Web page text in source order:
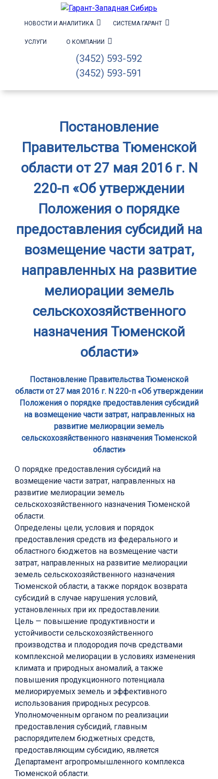
НОВОСТИ И АНАЛИТИКА СИСТЕМА ГАРАНТ
УСЛУГИ О КОМПАНИИ
(3452) 593-592
(3452) 593-591
Постановление
Правительства Тюменской
области от 27 мая 2016 г. N
220-п «Об утверждении
Положения о порядке
предоставления субсидий на
возмещение части затрат,
направленных на развитие
мелиорации земель
сельскохозяйственного
назначения Тюменской
области»
Постановление Правительства Тюменской
области от 27 мая 2016 г. N 220-п «Об утверждении
Положения о порядке предоставления субсидий
на возмещение части затрат, направленных на
развитие мелиорации земель
сельскохозяйственного назначения Тюменской
области»
О порядке предоставления субсидий на
возмещение части затрат, направленных на
развитие мелиорации земель
сельскохозяйственного назначения Тюменской
области.
Определены цели, условия и порядок
предоставления средств из федерального и
областного бюджетов на возмещение части
затрат, направленных на развитие мелиорации
земель сельскохозяйственного назначения
Тюменской области, а также порядок возврата
субсидий в случае нарушения условий,
установленных при их предоставлении.
Цель — повышение продуктивности и
устойчивости сельскохозяйственного
производства и плодородия почв средствами
комплексной мелиорации в условиях изменения
климата и природных аномалий, а также
повышения продукционного потенциала
мелиорируемых земель и эффективного
использования природных ресурсов.
Уполномоченным органом по реализации
предоставления субсидий, главным
распорядителем бюджетных средств,
предоставляющим субсидию, является
Департамент агропромышленного комплекса
Тюменской области.